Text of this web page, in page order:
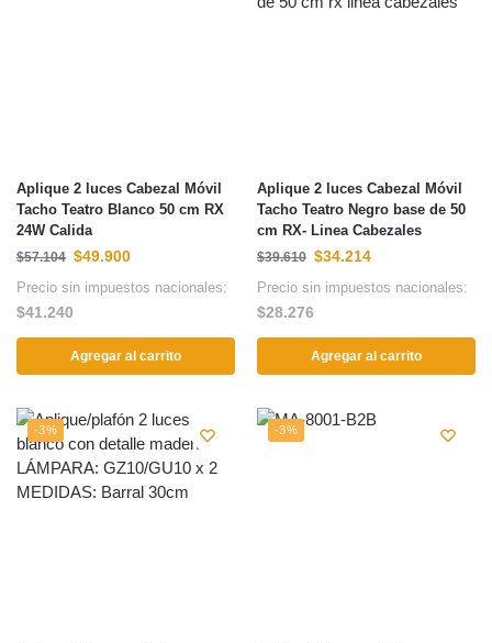
Aplique 2 luces Cabezal Móvil
Tacho Teatro Blanco 50 cm RX
24W Calida
$57.104 $49.900
Precio sin impuestos nacionales:
$41.240
Agregar al carrito
Aplique 2 luces Cabezal Móvil
Tacho Teatro Negro base de 50
cm RX- Linea Cabezales
$39.610 $34.214
Precio sin impuestos nacionales:
$28.276
Agregar al carrito
-3% -3%